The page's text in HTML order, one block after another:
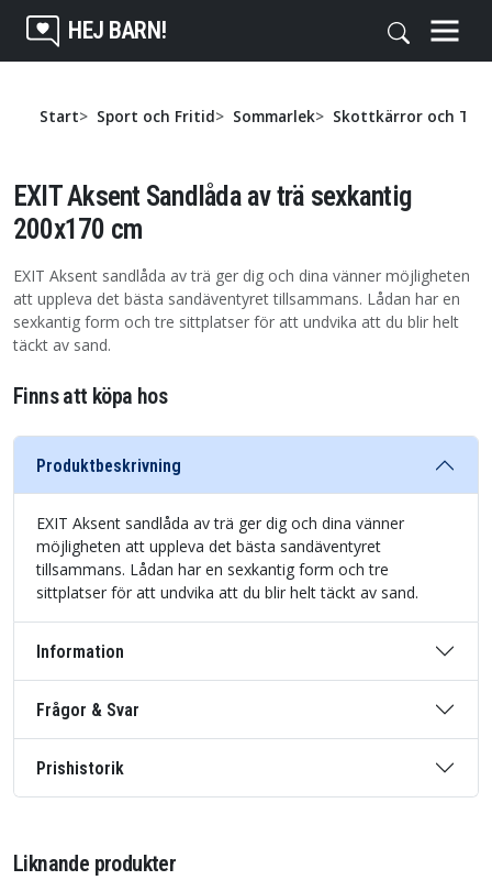
HEJ BARN!
Start Sport och Fritid Sommarlek Skottkärror och
EXIT Aksent Sandlåda av trä sexkantig
200x170 cm
EXIT Aksent sandlåda av trä ger dig och dina vänner möjligheten
att uppleva det bästa sandäventyret tillsammans. Lådan har en
sexkantig form och tre sittplatser för att undvika att du blir helt
täckt av sand.
Finns att köpa hos
Produktbeskrivning
EXIT Aksent sandlåda av trä ger dig och dina vänner
möjligheten att uppleva det bästa sandäventyret
tillsammans. Lådan har en sexkantig form och tre
sittplatser för att undvika att du blir helt täckt av sand.
Information
Frågor & Svar
Prishistorik
Liknande produkter